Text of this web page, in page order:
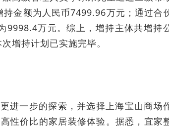
金额为人民币7499.96万元；通过合
9998.4万元。综上，增持主体共增持
增持计划已实施完毕。
进一步的探索，并选择上海宝山商场
性价比的家居装修体验。据悉，宜家